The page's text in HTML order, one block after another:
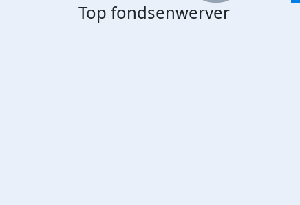
Top fondsenwerver